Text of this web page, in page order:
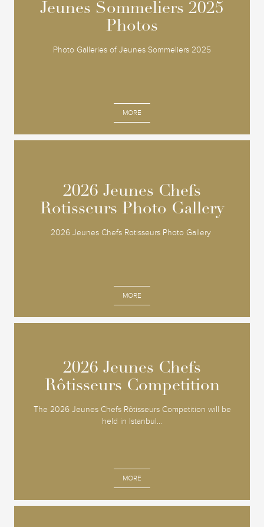
Jeunes Sommeliers 2025
Photos
Photo Galleries of Jeunes Sommeliers 2025
MORE
Jeunes Sommeliers 2025
Photos
2026 Jeunes Chefs
Rotisseurs Photo Gallery
2026 Jeunes Chefs Rotisseurs Photo Gallery
MORE
2026 Jeunes Chefs
Rotisseurs Photo Gallery
2026 Jeunes Chefs
Rôtisseurs Competition
The 2026 Jeunes Chefs Rôtisseurs Competition will be
held in Istanbul...
MORE
2026 Jeunes Chefs
Rôtisseurs Competition